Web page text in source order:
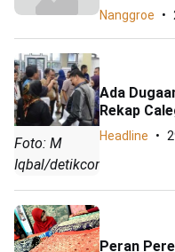
Nanggroe
Foto: M
Iqbal/detikcom
Ada
Rekap
Headline
Peran